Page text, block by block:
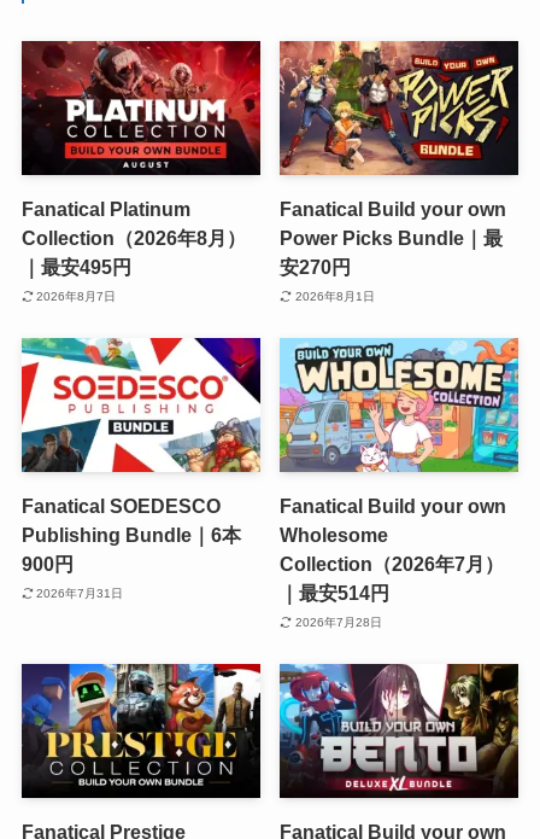
Fanatical Platinum
Collection（2026年8月）
｜最安495円
2026年8月7日
Fanatical Build your own
Power Picks Bundle｜最
安270円
2026年8月1日
Fanatical SOEDESCO
Publishing Bundle｜6本
900円
2026年7月31日
Fanatical Build your own
Wholesome
Collection（2026年7月）
｜最安514円
2026年7月28日
Fanatical Prestige Fanatical Build your own